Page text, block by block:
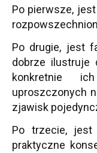
Po pierwsze,
Po drugie, jest
dobrze ilustruje
konkretnie
uproszczonych
zjawisk
Po trzecie, jest
praktyczne